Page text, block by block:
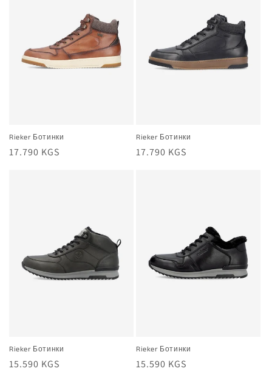
Rieker Ботинки
Жалпы
17.790 KGS
Rieker Ботинки
Жалпы
17.790 KGS
Rieker Ботинки
Жалпы
15.590 KGS
Rieker Ботинки
Жалпы
15.590 KGS